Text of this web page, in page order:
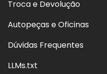
Troca e Devolução
Autopeças e Oficinas
Dúvidas Frequentes
LLMs.txt